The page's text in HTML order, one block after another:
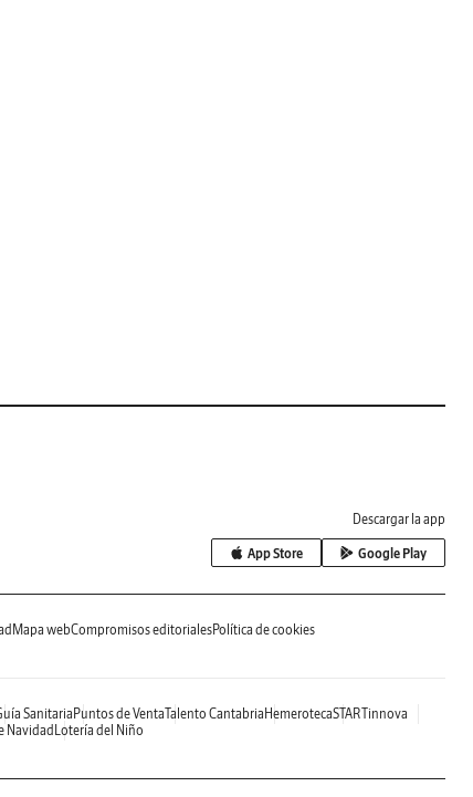
Descargar la app
App Store Google Play
Mapa webCompromisos editorialesPolítica de cookies
Sanitaria Puntos de VentaTalento Cantabria HemerotecaSTARTinnova
Navidad Lotería del Niño